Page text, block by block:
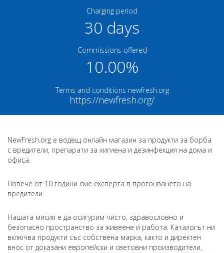
Charging period
30 days
Commissions offered
10.00%
Terms and conditions newfresh.org
https://newfresh.org/
NewFresh.org е водещ онлайн магазин за продукти за борба
с вредители, препарати за хигиена и дезинфекция на дома и
офиса.
Повече от 10 години сме експерта в прогонването на
вредители.
Нашата мисия е да осигурим чисто, здравословно и
безопасно пространство за живеене и работа. Каталогът ни
включва продукти със собствена марка, както и директен
внос от доказани европейски и световни производители,